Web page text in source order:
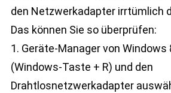
den Netzwerkadapter irrtümlich
Das können Sie so überprüfen:
1. Geräte-Manager von
(Windows-Taste + R) und den
Drahtlosnetzwerkadapter